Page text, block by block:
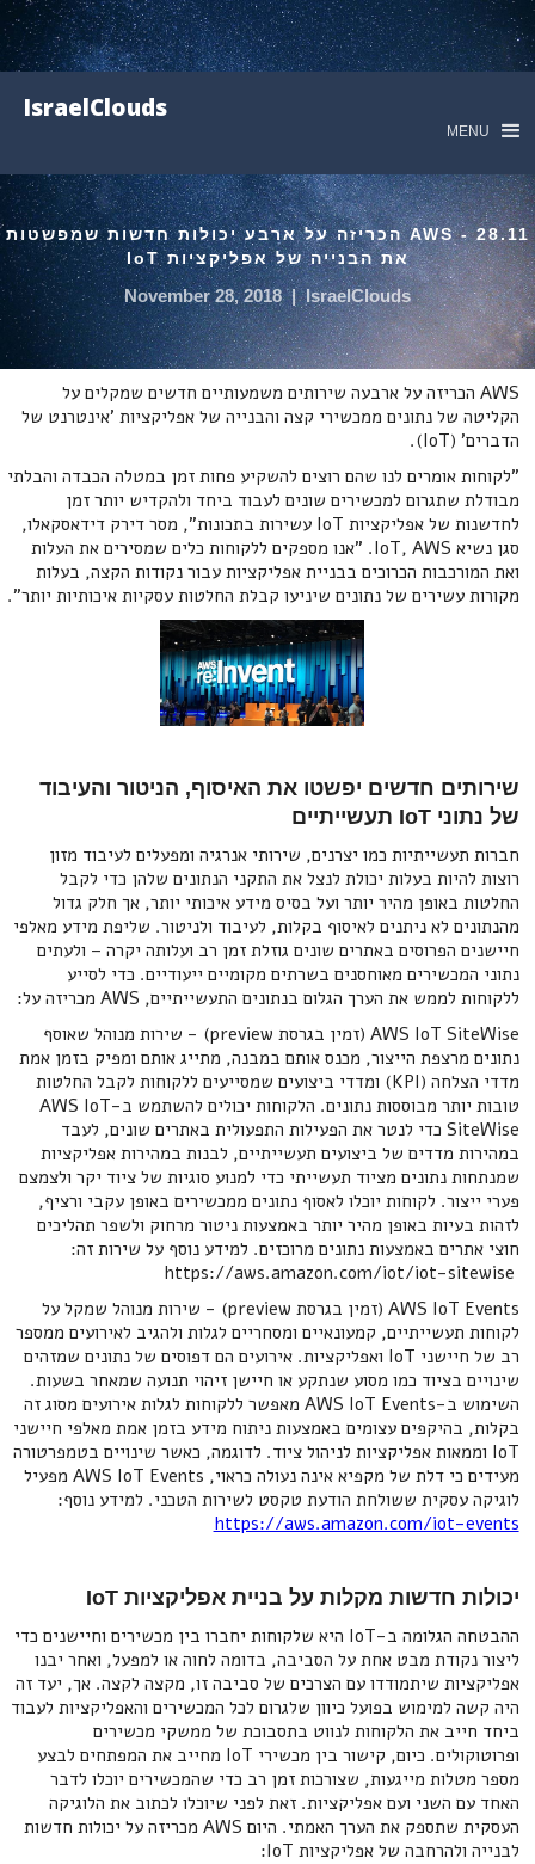
IsraelClouds
MENU
28.11 - AWS הכריזה על ארבע יכולות חדשות שמפשטות
את הבנייה של אפליקציות IoT
IsraelClouds
|
November 28, 2018
AWS הכריזה על ארבעה שירותים משמעותיים חדשים שמקלים על
הקליטה של נתונים ממכשירי קצה והבנייה של אפליקציות 'אינטרנט של
הדברים' (IoT).
"לקוחות אומרים לנו שהם רוצים להשקיע פחות זמן במטלה הכבדה והבלתי
מבודלת שתגרום למכשירים שונים לעבוד ביחד ולהקדיש יותר זמן
לחדשנות של אפליקציות IoT עשירות בתכונות", מסר דירק דידאסקאלו,
סגן נשיא IoT, AWS. "אנו מספקים ללקוחות כלים שמסירים את העלות
ואת המורכבות הכרוכים בבניית אפליקציות עבור נקודות הקצה, בעלות
מקורות עשירים של נתונים שיניעו קבלת החלטות עסקיות איכותיות יותר".
שירותים חדשים יפשטו את האיסוף, הניטור והעיבוד
של נתוני IoT תעשייתיים
חברות תעשייתיות כמו יצרנים, שירותי אנרגיה ומפעלים לעיבוד מזון
רוצות להיות בעלות יכולת לנצל את התקני הנתונים שלהן כדי לקבל
החלטות באופן מהיר יותר ועל בסיס מידע איכותי יותר, אך חלק גדול
מהנתונים לא ניתנים לאיסוף בקלות, לעיבוד ולניטור. שליפת מידע מאלפי
חיישנים הפרוסים באתרים שונים גוזלת זמן רב ועלותה יקרה – ולעתים
נתוני המכשירים מאוחסנים בשרתים מקומיים ייעודיים. כדי לסייע
ללקוחות לממש את הערך הגלום בנתונים התעשייתיים, AWS מכריזה על:
AWS IoT SiteWise (זמין בגרסת preview) - שירות מנוהל שאוסף
נתונים מרצפת הייצור, מכנס אותם במבנה, מתייג אותם ומפיק בזמן אמת
מדדי הצלחה (KPI) ומדדי ביצועים שמסייעים ללקוחות לקבל החלטות
טובות יותר מבוססות נתונים. הלקוחות יכולים להשתמש ב-AWS IoT
SiteWise כדי לנטר את הפעילות התפעולית באתרים שונים, לעבד
במהירות מדדים של ביצועים תעשייתיים, לבנות במהירות אפליקציות
שמנתחות נתונים מציוד תעשייתי כדי למנוע סוגיות של ציוד יקר ולצמצם
פערי ייצור. לקוחות יוכלו לאסוף נתונים ממכשירים באופן עקבי ורציף,
לזהות בעיות באופן מהיר יותר באמצעות ניטור מרחוק ולשפר תהליכים
חוצי אתרים באמצעות נתונים מרוכזים. למידע נוסף על שירות זה:
AWS IoT Events (זמין בגרסת preview) - שירות מנוהל שמקל על
לקוחות תעשייתיים, קמעונאיים ומסחריים לגלות ולהגיב לאירועים ממספר
רב של חיישני IoT ואפליקציות. אירועים הם דפוסים של נתונים שמזהים
שינויים בציוד כמו מסוע שנתקע או חיישן זיהוי תנועה שמאחר בשעות.
השימוש ב-AWS IoT Events מאפשר ללקוחות לגלות אירועים מסוג זה
בקלות, בהיקפים עצומים באמצעות ניתוח מידע בזמן אמת מאלפי חיישני
IoT וממאות אפליקציות לניהול ציוד. לדוגמה, כאשר שינויים בטמפרטורה
מעידים כי דלת של מקפיא אינה נעולה כראוי, AWS IoT Events מפעיל
לוגיקה עסקית ששולחת הודעת טקסט לשירות הטכני. למידע נוסף:
https://aws.amazon.com/iot-events
יכולות חדשות מקלות על בניית אפליקציות IoT
ההבטחה הגלומה ב-IoT היא שלקוחות יחברו בין מכשירים וחיישנים כדי
ליצור נקודת מבט אחת על הסביבה, בדומה לחוה או למפעל, ואחר יבנו
אפליקציות שיתמודדו עם הצרכים של סביבה זו, מקצה לקצה. אך, יעד זה
היה קשה למימוש בפועל כיוון שלגרום לכל המכשירים והאפליקציות לעבוד
ביחד חייב את הלקוחות לנווט בתסבוכת של ממשקי מכשירים
ופרוטוקולים. כיום, קישור בין מכשירי IoT מחייב את המפתחים לבצע
מספר מטלות מייגעות, שצורכות זמן רב כדי שהמכשירים יוכלו לדבר
האחד עם השני ועם אפליקציות. זאת לפני שיוכלו לכתוב את הלוגיקה
העסקית שתספק את הערך האמתי. היום AWS מכריזה על יכולות חדשות
לבנייה ולהרחבה של אפליקציות IoT: